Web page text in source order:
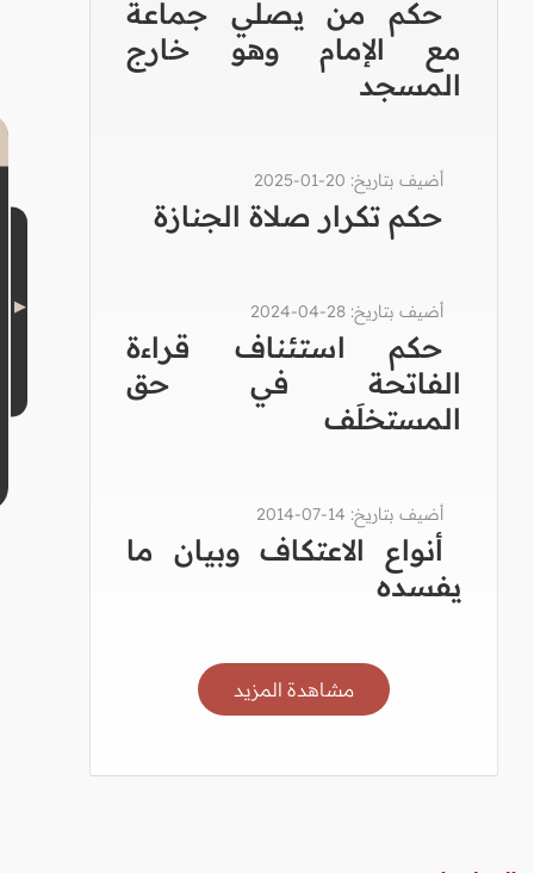
حكم من يصلي جماعة
مع الإمام وهو خارج
المسجد
أضيف بتاريخ: 20-01-2025
حكم تكرار صلاة الجنازة
أضيف بتاريخ: 28-04-2024
حكم استئناف قراءة
الفاتحة في حق
المستخلَف
أضيف بتاريخ: 14-07-2014
أنواع الاعتكاف وبيان ما
يفسده
مشاهدة المزيد